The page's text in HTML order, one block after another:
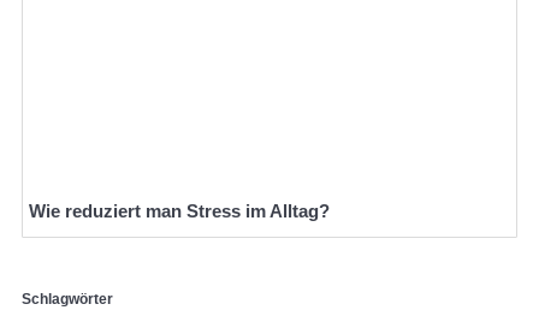
Wie reduziert man Stress im Alltag?
Schlagwörter